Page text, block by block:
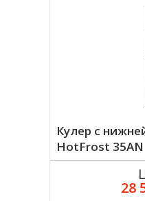
Кулер с
HotFrost 35AN
28